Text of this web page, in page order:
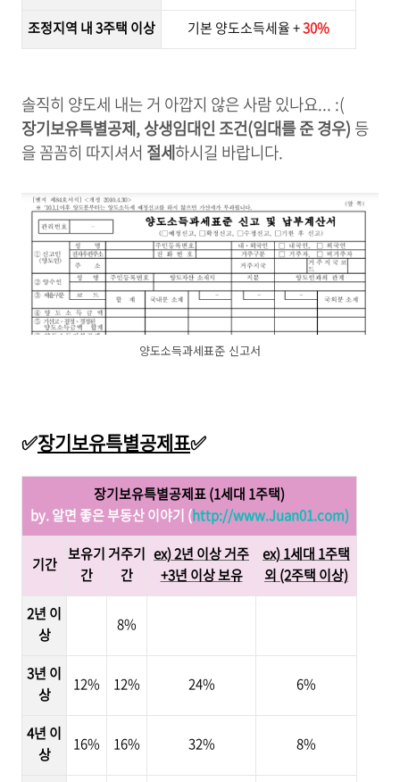
조정지역 내 3주택 이상
기본 양도소득세율 +30%
솔직히 양도세 내는 거 아깝지 않은 사람 있나요... :(
장기보유특별공제, 상생임대인 조건(임대를 준 경우) 등
을 꼼꼼히 따지셔서 절세하시길 바랍니다.
양도소득과세표준 신고서
✅장기보유특별공제표✅
장기보유특별공제표 (1세대 1주택)
by. 알면 좋은 부동산 이야기 (http://www.Juan01.com)
기간
보유기
간
거주기
간
ex) 2년 이상 거주
+3년 이상 보유
ex) 1세대 1주택
외 (2주택 이상)
2년 이
상
8%
3년 이
상
12% 12% 24% 6%
4년 이
상
16% 16% 32% 8%